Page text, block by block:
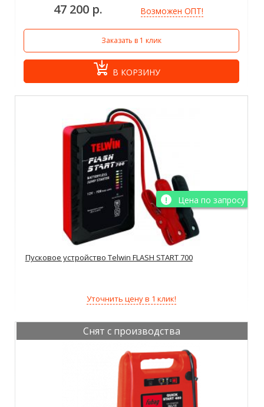
47 200 р. Возможен ОПТ!
Заказать в 1 клик
В КОРЗИНУ
Цена по запросу
Пусковое устройство Telwin FLASH START 700
Уточнить цену в 1 клик!
Снят с производства